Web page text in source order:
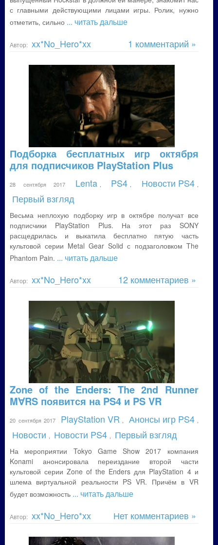
с главными действующими лицами игры. Ролик, нужно
отметить, сильно ... читать дальше
Автор: xx*No_Hero*xx 1 комментарий »
Подборка бесплатных игр октября
для подписчиков PlayStation Plus
28 сентября 2017 Lenta PS4 Новости PS4
Первый взгляд
Весьма неплохую подборку игр в октябре получат все
подписчики PlayStation Plus. На этот раз SONY
расщедрилась и выкатила бесплатно пятую часть
культовой серии Metal Gear Solid с подзаголовком The
Phantom Pain. ... читать дальше
Автор: xx*No_Hero*xx 12 комментариев »
Zone of the Enders: The 2nd Runner
M∀RS появится на PS4 и PS VR
20 сентября 2017 PlayStation VR Анонсы игр PS4
Новости Новости PS4 Первый взгляд
На мероприятии Tokyo Game Show 2017 компания
Konami анонсировала переиздание второй части
культовой серии Zone of the Enders для PlayStation 4 и
шлема виртуальной реальности PS VR. Причём в VR
будет возможность ... читать дальше
Автор: xx*No_Hero*xx Нет комментариев »